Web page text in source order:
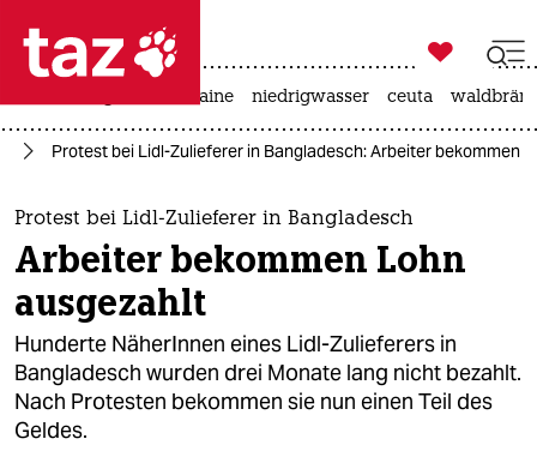
 taz zahl ich
taz zahl ich
themen
politik
öko
gesellschaft
kultur

taz zahl ich
krieg in der ukraine niedrigwasser ceuta
Protest bei Lidl-Zulieferer in Bangladesch: Arbeiter bekommen
Protest bei Lidl-Zulieferer in Bangladesch
Arbeiter bekommen Lohn
ausgezahlt
Hunderte NäherInnen eines Lidl-Zulieferers in
Bangladesch wurden drei Monate lang nicht bezahlt.
Nach Protesten bekommen sie nun einen Teil des
Geldes.